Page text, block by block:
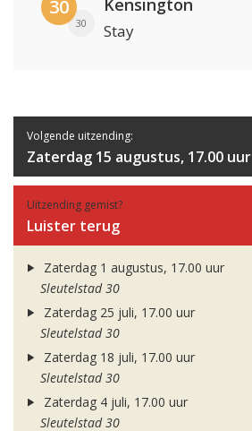
30
30
Kensington
Stay
Volgende uitzending:
Zaterdag 15 augustus, 17.00 uur
Uitzending gemist?
Luister terug
Zaterdag 1 augustus, 17.00 uur
Sleutelstad 30
Zaterdag 25 juli, 17.00 uur
Sleutelstad 30
Zaterdag 18 juli, 17.00 uur
Sleutelstad 30
Zaterdag 4 juli, 17.00 uur
Sleutelstad 30